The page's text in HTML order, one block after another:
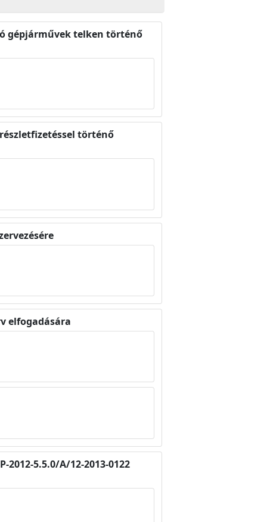
gépjárművek telken történő
történő
elfogadására
5.5.0/A/12-2013-0122